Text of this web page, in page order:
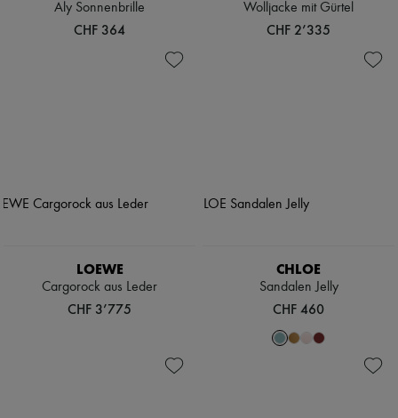
Aly Sonnenbrille
CHF 364
Wolljacke mit Gürtel
CHF 2’335
LOEWE
Cargorock aus Leder
CHF 3’775
CHLOE
Sandalen Jelly
CHF 460